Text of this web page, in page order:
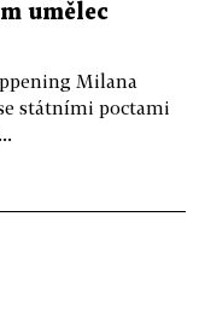
umělec
Milana
státními poctami